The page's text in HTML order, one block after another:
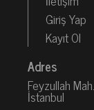
Giriş Yap
Kayıt Ol
Adres
Feyzullah
İstanbul